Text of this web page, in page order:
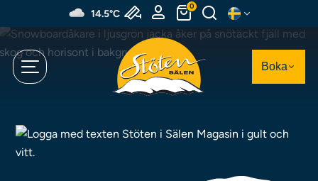
till
huvudinnehållet
14.5°C
0
Boka